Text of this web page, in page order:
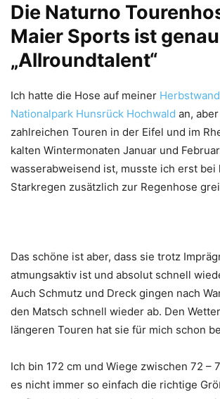
Die Naturno
Maier Sports ist
„Allroundtalent“
Ich hatte die Hose auf meiner
Nationalpark Hunsrück Hochwald an,
zahlreichen Touren in der Eifel und im
kalten Wintermonaten Januar und
wasserabweisend ist, musste ich erst bei
Starkregen zusätzlich zur Regenhose
Das schöne ist aber, dass sie trotz
atmungsaktiv ist und absolut schnell
Auch Schmutz und Dreck gingen nach
den Matsch schnell wieder ab. Den
längeren Touren hat sie für mich schon
Ich bin 172 cm und Wiege zwischen 72 –
es nicht immer so einfach die richtige